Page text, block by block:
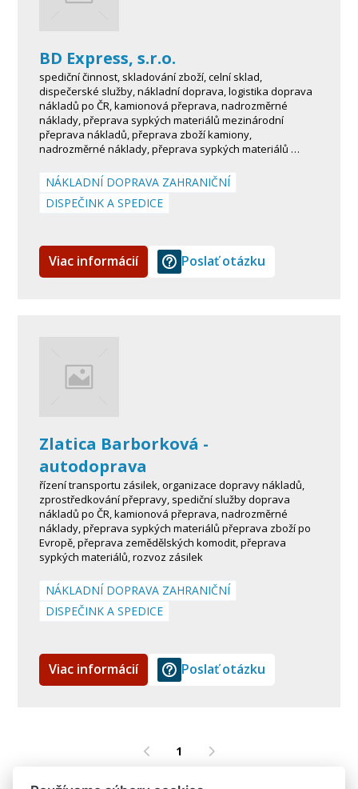
BD Express, s.r.o.
spediční činnost, skladování zboží, celní sklad,
dispečerské služby, nákladní doprava, logistika doprava
nákladů po ČR, kamionová přeprava, nadrozměrné
náklady, přeprava sypkých materiálů mezinárodní
přeprava nákladů, přeprava zboží kamiony,
nadrozměrné náklady, přeprava sypkých materiálů …
NÁKLADNÍ DOPRAVA ZAHRANIČNÍ
DISPEČINK A SPEDICE
Viac informácií Poslať otázku
Zlatica Barborková -
autodoprava
řízení transportu zásilek, organizace dopravy nákladů,
zprostředkování přepravy, spediční služby doprava
nákladů po ČR, kamionová přeprava, nadrozměrné
náklady, přeprava sypkých materiálů přeprava zboží po
Evropě, přeprava zemědělských komodit, přeprava
sypkých materiálů, rozvoz zásilek
NÁKLADNÍ DOPRAVA ZAHRANIČNÍ
DISPEČINK A SPEDICE
Viac informácií Poslať otázku
1